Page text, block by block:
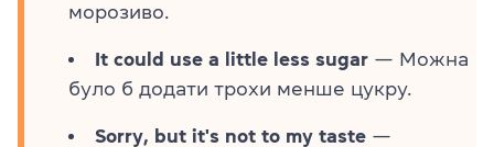
морозиво.
It could use a little less sugar — Можна
було б додати трохи менше цукру.
Sorry, but it's not to my taste —